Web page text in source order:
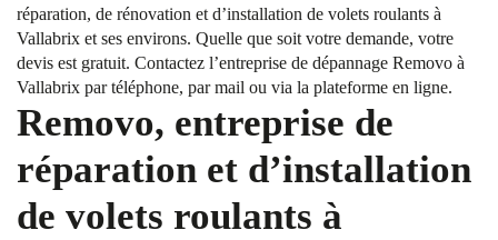
réparation, de rénovation et d’installation de volets roulants à
Vallabrix et ses environs. Quelle que soit votre demande, votre
devis est gratuit. Contactez l’entreprise de dépannage Removo à
Vallabrix par téléphone, par mail ou via la plateforme en ligne.
Removo, entreprise de
réparation et d’installation
de volets roulants à